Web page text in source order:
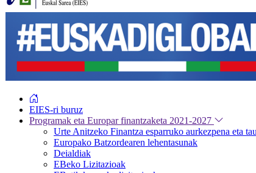
EIES-ri buruz
Programak eta Europar finantzaketa 2021-2027
Urte Anitzeko Finantza esparruko aurkezpena eta
Europako Batzordearen lehentasunak
Deialdiak
EBeko Lizitazioak